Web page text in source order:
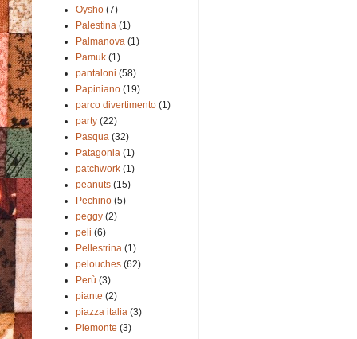
Oysho (7)
Palestina (1)
Palmanova (1)
Pamuk (1)
pantaloni (58)
Papiniano (19)
parco divertimento (1)
party (22)
Pasqua (32)
Patagonia (1)
patchwork (1)
peanuts (15)
Pechino (5)
peggy (2)
peli (6)
Pellestrina (1)
pelouches (62)
Perù (3)
piante (2)
piazza italia (3)
Piemonte (3)